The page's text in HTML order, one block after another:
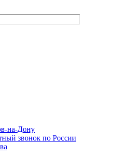
на-Дону
звонок по России